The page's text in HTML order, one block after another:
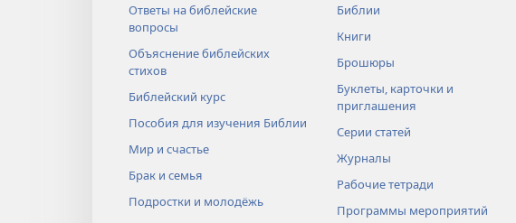
Ответы на библейские
вопросы
Объяснение библейских
стихов
Библейский курс
Пособия для изучения Библии
Мир и счастье
Брак и семья
Подростки и молодёжь
Библии
Книги
Брошюры
Буклеты, карточки и
приглашения
Серии статей
Журналы
Рабочие тетради
Программы мероприятий